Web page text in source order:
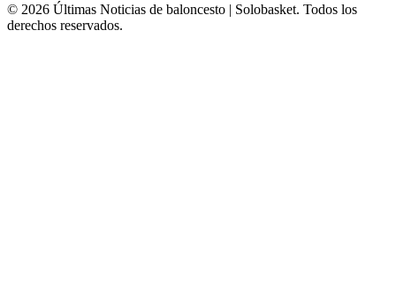
© 2026 Últimas Noticias de baloncesto | Solobasket. Todos los
derechos reservados.